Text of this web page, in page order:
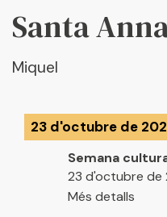
Escriu ací i prem "Enter"
PUBLISHED
IN:
Santa
Autor
Miquel
Published
on:
23 d'octubre de
Semana
23 d'octubre de
Més detalls